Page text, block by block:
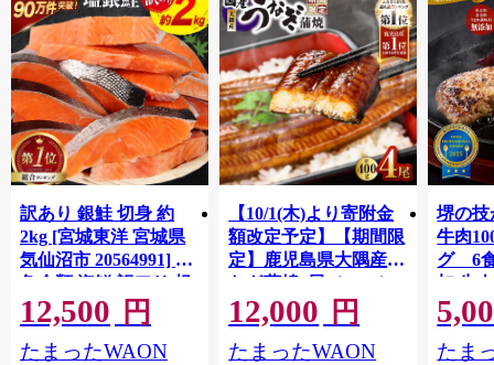
訳あり 銀鮭 切身 約
2kg [宮城東洋 宮城県
気仙沼市 20564991] 鮭
魚介類 海鮮 訳アリ 規
格外 不揃い さけ サケ
鮭切身 シャケ 切り身
冷凍 家庭用 おかず 弁
12,500 円
たまったWAON
【10/1(木)より寄附金
額改定予定】【期間限
定】鹿児島県大隅産う
なぎ蒲焼4尾（400g）
12,000 円
たまったWAON
堺の技
牛肉
グ 6
加 牛
ット 6
メ 温
菜 簡
たま